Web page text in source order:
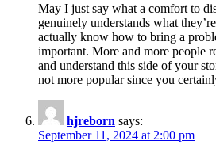
May I just say what a comfort to
genuinely understands what
actually know how to bring a
important. More and more people
and understand this side of your
not more popular since you
hjreborn says:
September 11, 2024 at 2:00 pm